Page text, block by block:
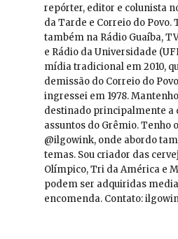
repórter, editor e colunista
da Tarde e Correio do Povo.
também na Rádio Guaíba,
e Rádio da Universidade
mídia tradicional em 2010,
demissão do Correio do
ingressei em 1978.
destinado principalmente a
assuntos do Grêmio. Tenho
@ilgowink, onde abordo
temas. Sou criador das
Olímpico, Tri da América e
podem ser adquiridas
encomenda. Contato: